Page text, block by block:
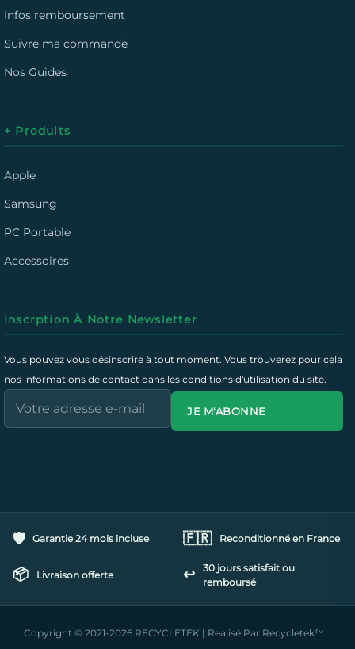
Infos remboursement
Suivre ma commande
Nos Guides
+ Produits
Apple
Samsung
PC Portable
Accessoires
Inscrption À Notre Newsletter
Vous pouvez vous désinscrire à tout moment. Vous trouverez pour cela
nos informations de contact dans les conditions d'utilisation du site.
JE M'ABONNE
🛡️ Garantie 24 mois incluse 🇫🇷 Reconditionné en France
📦 Livraison offerte ↩️
30 jours satisfait ou
remboursé
Copyright © 2021-2026 RECYCLETEK | Realisé Par Recycletek™